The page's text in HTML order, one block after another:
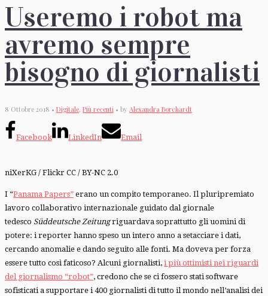
Useremo i robot ma
avremo sempre
bisogno di giornalisti
8 Ottobre 2018 • Digitale, Più recenti • by Alexandra Borchardt
Facebook LinkedIn Email
niXerKG / Flickr CC / BY-NC 2.0
I “Panama Papers” erano un compito temporaneo. Il pluripremiato
lavoro collaborativo internazionale guidato dal giornale
tedesco Süddeutsche Zeitungriguardava soprattutto gli uomini di
potere: i reporter hanno speso un intero anno a setacciare i dati,
cercando anomalie e dando seguito alle fonti. Ma doveva per forza
essere tutto così faticoso? Alcuni giornalisti, i più ottimisti nei riguardi
del giornalismo “robot”, credono che se ci fossero stati software
sofisticati a supportare i 400 giornalisti di tutto il mondo nell’analisi dei